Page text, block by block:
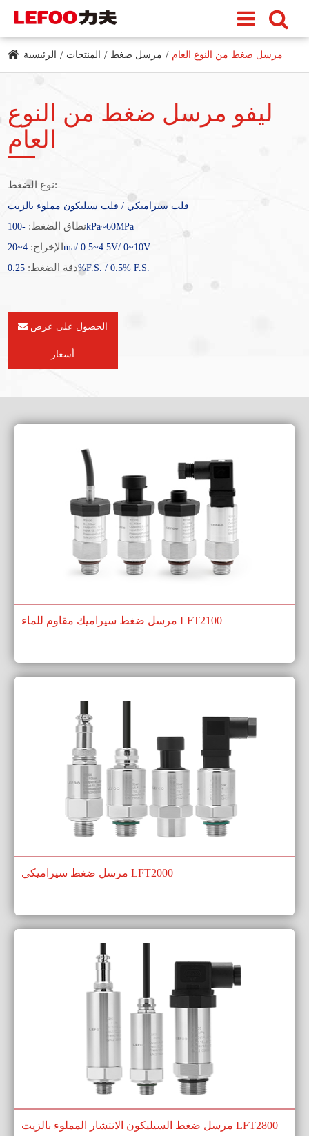
الرئيسية المنتجات مرسل ضغط مرسل ضغط من النوع العام
ليفو مرسل ضغط من النوع
العام
نوع الضغط:
قلب سيراميكي / قلب سيليكون مملوء بالزيت
نطاق الضغط:-100kPa~60MPa
الإخراج:4~20ma/ 0.5~4.5V/ 0~10V
دقة الضغط:0.25%F.S. / 0.5% F.S.
أسعار
مرسل ضغط سيراميك مقاوم للماء LFT2100
مرسل ضغط سيراميكي LFT2000
مرسل ضغط السيليكون الانتشار المملوء بالزيت LFT2800